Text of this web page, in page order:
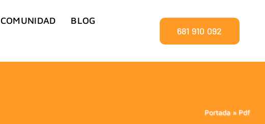
COMUNIDAD
BLOG
681 910 092
Portada» Pdf